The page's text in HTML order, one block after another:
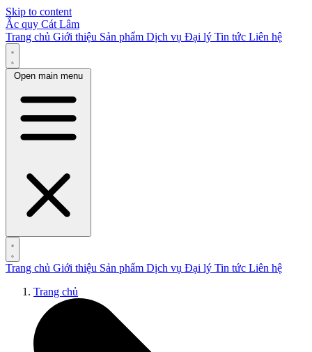
Skip to content
Ắc quy Cát Lâm
Trang chủ Giới thiệu Sản phẩm Dịch vụ Đại lý Tin tức Liên hệ
Open main menu
Trang chủ Giới thiệu Sản phẩm Dịch vụ Đại lý Tin tức Liên hệ
Trang chủ